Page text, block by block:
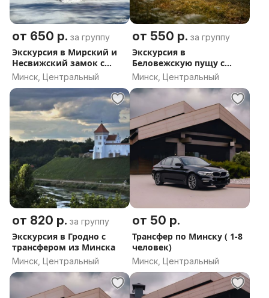
вас вовремя и с комфортом.
А на локации вас встречает отдельный
профессиональный гид — человек, который по-
настоящему знает и любит это место. Никаких
скучных лекций! Только живые истории, легенды,
тайны и ответы на любые вопросы.
Индивидуальный подход
Хотите задержаться в понравившемся месте?
Мечтаете об обеде в аутентичной корчме с
драниками и налистниками? Нужно сделать
остановку у озера для фото? Без проблем! Мы
подстроим маршрут под ваши желания.
Забронируйте экскурсию прямо сейчас — и откройте
Беларусь по-настоящему!
Свяжитесь с нами любым удобным способом, и мы
от 650 р. за группу
Экскурсия в Мирский и
Несвижский замок с
трансфером из Минска
Минск, Центральный
от 550 р. за группу
Экскурсия в
Беловежскую пущу с
трансфером из Минска
Минск, Центральный
от 820 р. за группу
Экскурсия в Гродно с
трансфером из Минска
Минск, Центральный
от 50 р.
Трансфер по Минску ( 1-8
человек)
Минск, Центральный